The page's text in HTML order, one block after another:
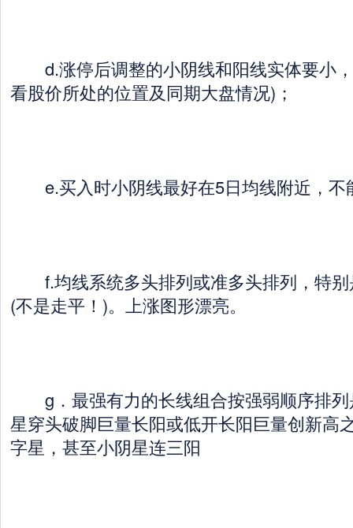
d.涨停后调整的小阴线和阳线实体要小
看股价所处的位置及同期大盘情况)；
e.买入时小阴线最好在5日均线附近，不
f.均线系统多头排列或准多头排列，特别
(不是走平！)。上涨图形漂亮。
g．最强有力的长线组合按强弱顺序排列
星穿头破脚巨量长阳或低开长阳巨量创新高
字星，甚至小阴星连三阳